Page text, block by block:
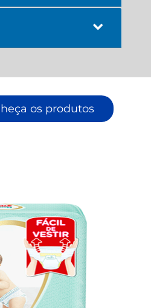
os produtos